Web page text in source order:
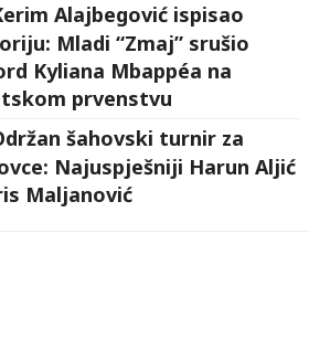
Alajbegović ispisao
Mladi “Zmaj” srušio
Kyliana Mbappéa na
prvenstvu
šahovski turnir za
Najuspješniji Harun Aljić
Maljanović